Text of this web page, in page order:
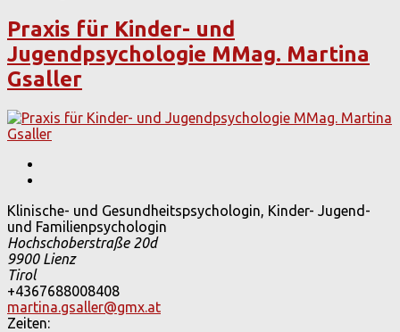
Praxis für Kinder- und
Jugendpsychologie MMag. Martina
Gsaller
Klinische- und Gesundheitspsychologin, Kinder- Jugend-
und Familienpsychologin
Hochschoberstraße 20d
9900Lienz
Tirol
+4367688008408
martina.gsaller@gmx.at
Zeiten: